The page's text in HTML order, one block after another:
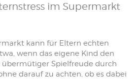
im Supermarkt
kann für Eltern echten
wenn das eigene Kind den
Spielfreude durch
darauf zu achten, ob es dabei